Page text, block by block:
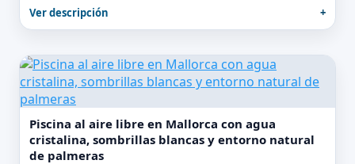
Ver descripción
Piscina al aire libre en Mallorca con agua
cristalina, sombrillas blancas y entorno natural
de palmeras